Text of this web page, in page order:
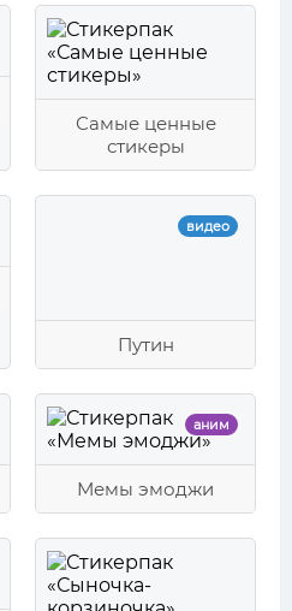
Самые ценные
стикеры
видео
Путин
аним
Мемы эмоджи